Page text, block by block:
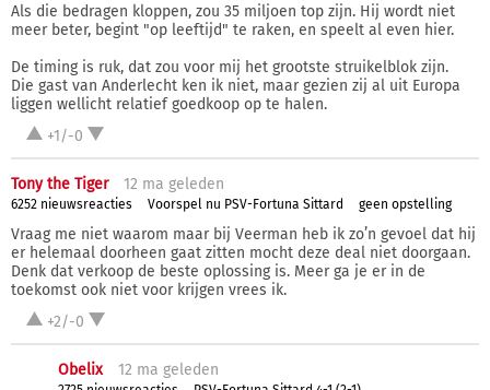
Als die bedragen kloppen, zou 35 miljoen top zijn. Hij wordt niet
meer beter, begint "op leeftijd" te raken, en speelt al even hier.
De timing is ruk, dat zou voor mij het grootste struikelblok zijn.
Die gast van Anderlecht ken ik niet, maar gezien zij al uit Europa
liggen wellicht relatief goedkoop op te halen.
+1/-0
Tony the Tiger 12 ma geleden
6252 nieuwsreacties Voorspel nu PSV-Fortuna Sittard geen opstelling
Vraag me niet waarom maar bij Veerman heb ik zo’n gevoel dat hij
er helemaal doorheen gaat zitten mocht deze deal niet doorgaan.
Denk dat verkoop de beste oplossing is. Meer ga je er in de
toekomst ook niet voor krijgen vrees ik.
+2/-0
Obelix 12 ma geleden